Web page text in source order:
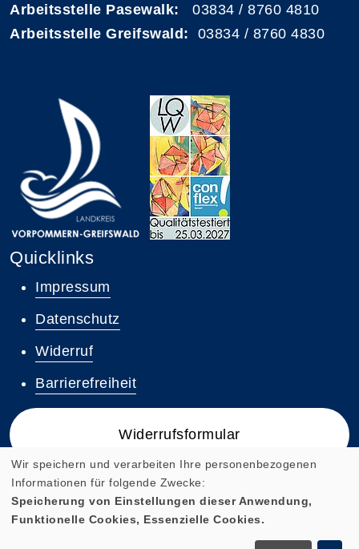
Arbeitsstelle Pasewalk: 03834 / 8760 4810
Arbeitsstelle Greifswald: 03834 / 8760 4830
Quicklinks
Impressum
Datenschutz
Widerruf
Barrierefreiheit
Widerrufsformular
Cookie Einstellungen
Wir speichern und verarbeiten Ihre personenbezogenen
Informationen für folgende Zwecke:
Speicherung von Einstellungen dieser Anwendung,
Funktionelle Cookies, Essenzielle Cookies.